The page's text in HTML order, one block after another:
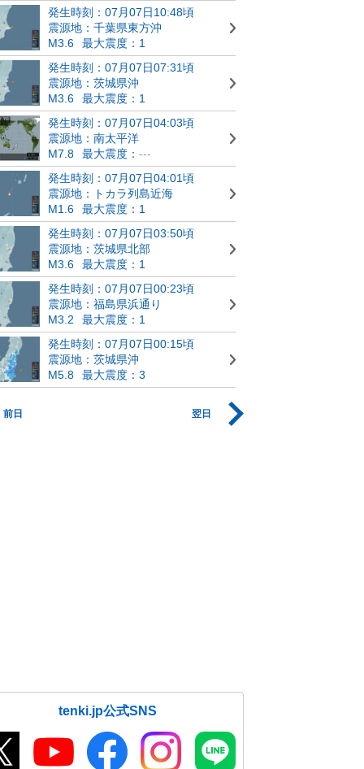
発生時刻：07月07日10:48頃
震源地：千葉県東方沖
M3.6
最大震度：1
発生時刻：07月07日07:31頃
震源地：茨城県沖
M3.6
最大震度：1
発生時刻：07月07日04:03頃
震源地：南太平洋
M7.8
最大震度： ---
発生時刻：07月07日04:01頃
震源地：トカラ列島近海
M1.6
最大震度：1
発生時刻：07月07日03:50頃
震源地：茨城県北部
M3.6
最大震度：1
発生時刻：07月07日00:23頃
震源地：福島県浜通り
M3.2
最大震度：1
発生時刻：07月07日00:15頃
震源地：茨城県沖
M5.8
最大震度：3
前日 翌日
tenki.jp公式SNS